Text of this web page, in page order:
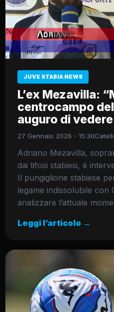
JUVE STABIA NEWS
L’ex Mezavilla:
centrocampo
auguro di
27 Gennaio 2026 - 15:30
Adriano Mezavilla,
dai tifosi stabiesi, è
Il pungiglione stabiese
legame indissolubile con
analizzare l’attuale
Leggi l’articolo →